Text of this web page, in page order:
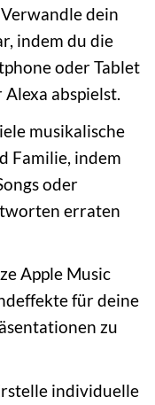
Verwandle dein
indem du die
oder Tablet
abspielst.
musikalische
Familie, indem
oder
erraten
Apple Music
für deine
zu
individuelle